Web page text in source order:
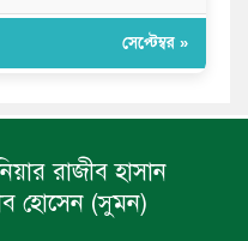
সেপ্টেম্বর »
রাজীব হাসান
হোসেন (সুমন)